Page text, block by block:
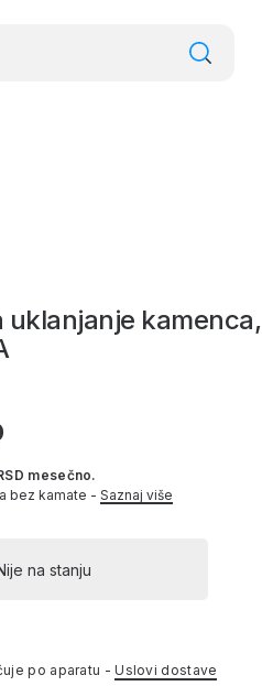
uklanjanje kamenca,
mesečno.
bez kamate - Saznaj više
na stanju
po aparatu -Uslovi dostave